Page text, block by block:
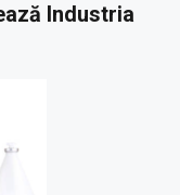
Industria